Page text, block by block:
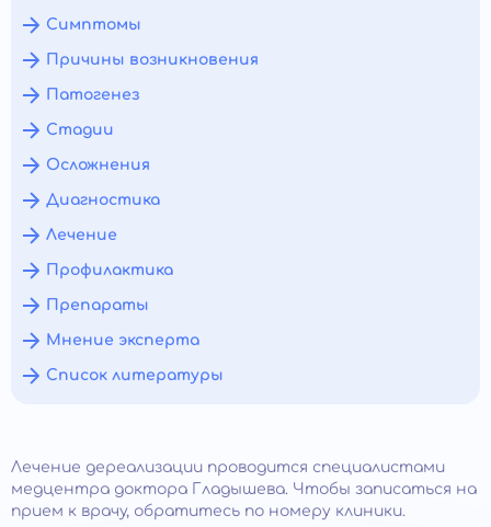
Симптомы
Причины возникновения
Патогенез
Стадии
Осложнения
Диагностика
Лечение
Профилактика
Препараты
Мнение эксперта
Список литературы
Лечение дереализации проводится специалистами
медцентра доктора Гладышева. Чтобы записаться на
прием к врачу, обратитесь по номеру клиники.